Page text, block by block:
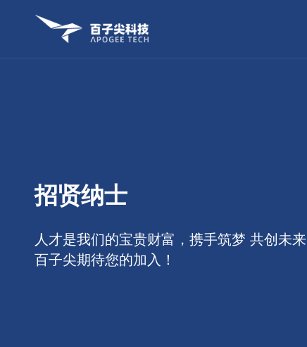
招贤纳士
人才是我们的宝贵财富，携手筑梦 共创未来
百子尖期待您的加入！